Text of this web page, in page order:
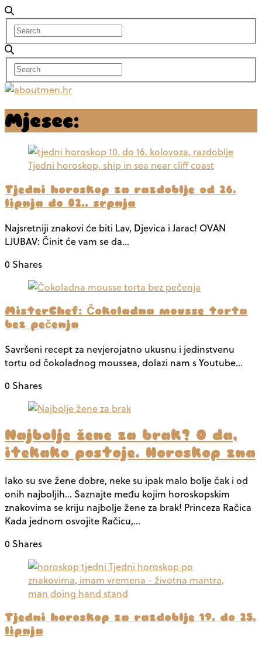
Mjesec:
Tjedni horoskop za razdoblje od 26.
lipnja do 02.. srpnja
Najsretniji znakovi će biti Lav, Djevica i Jarac! OVAN
LJUBAV: Činit će vam se da…
0 Shares
MisterChef: Čokoladna mousse torta
bez pečenja
Savršeni recept za nevjerojatno ukusnu i jedinstvenu
tortu od čokoladnog moussea, dolazi nam s Youtube…
0 Shares
Najbolje žene za brak? O da,
itekako postoje. Horoskop zna
Iako su sve žene dobre, neke su ipak malo bolje čak i od
onih najboljih… Saznajte među kojim horoskopskim
znakovima se kriju najbolje žene za brak! Princeza Račica
Kada jednom osvojite Račicu,…
0 Shares
Tjedni horoskop za razdoblje 19. do 25.
lipnja